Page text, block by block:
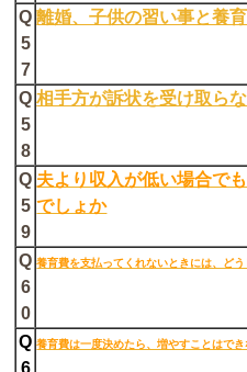
Q
5
7
離婚、子供の習い事と養
Q
5
8
相手方が訴状を受け取ら
Q
5
9
夫より収入が低い場合で
でしょか
Q
6
0
養育費を支払ってくれないときには、ど
Q 養育費は一度決めたら、増やすことはで